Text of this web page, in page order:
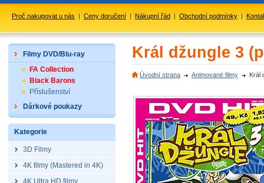
Proč nakupovat u nás | Ceny doručení | Nákupní řád | Obchodní podmínky |
Filmy DVD/Blu-ray
FA Collection
Black Barons
Příslušenství
Dárkové poukazy
Kategorie
3D Filmy
4K filmy (Mastered in 4K)
4K Ultra HD filmy
Král džungle 3
Úvodní strana Animované filmy Král